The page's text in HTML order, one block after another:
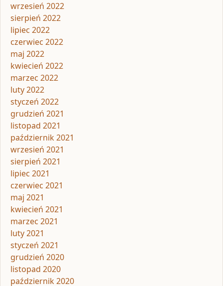
wrzesień 2022
sierpień 2022
lipiec 2022
czerwiec 2022
maj 2022
kwiecień 2022
marzec 2022
luty 2022
styczeń 2022
grudzień 2021
listopad 2021
październik 2021
wrzesień 2021
sierpień 2021
lipiec 2021
czerwiec 2021
maj 2021
kwiecień 2021
marzec 2021
luty 2021
styczeń 2021
grudzień 2020
listopad 2020
październik 2020